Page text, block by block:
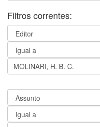
Filtros correntes: